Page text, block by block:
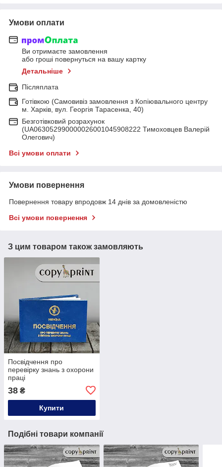
Умови оплати
Ви отримаєте замовлення
або гроші повернуться на вашу картку
Детальніше
Післяплата
Готівкою (Самовивіз замовлення з Копіювального центру
м. Харків, вул. Георгія Тарасенка, 40)
Безготівковий розрахунок
(UA063052990000026001045908222 Тимоховцев Валерій
Олегович)
Всі умови оплати
Умови повернення
Повернення товару впродовж 14 днів за домовленістю
Всі умови повернення
З цим товаром також замовляють
Посвідчення про
перевірку знань з охорони
праці
38 ₴
Купити
Подібні товари компанії